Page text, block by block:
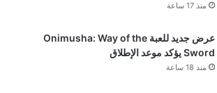
منذ 17 ساعة
عرض جديد للعبة Onimusha: Way of the
Sword يؤكد موعد الإطلاق
منذ 18 ساعة